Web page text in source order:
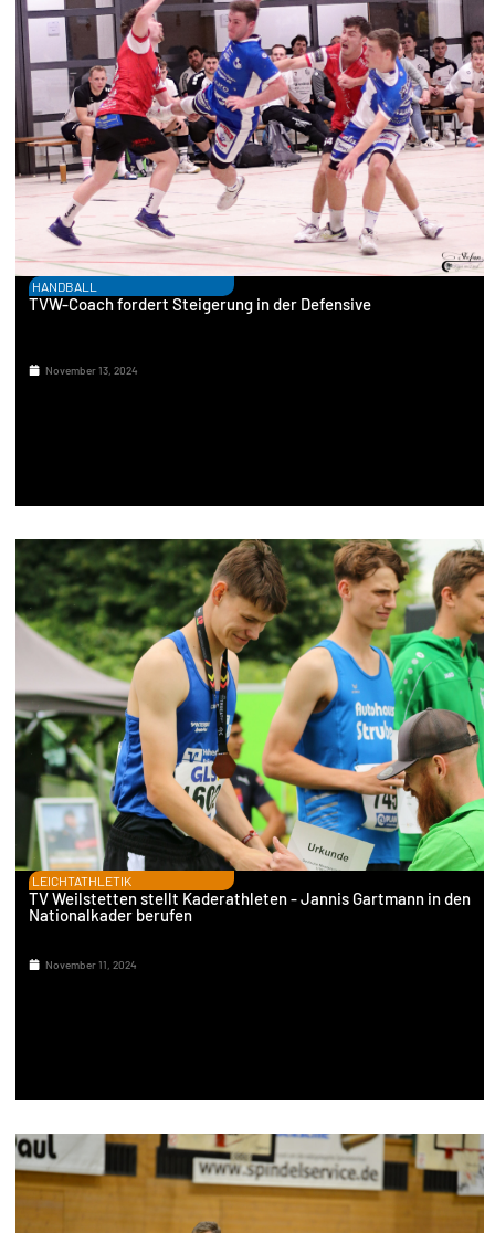
HANDBALL
TVW-Coach fordert Steigerung in der Defensive
November 13, 2024
LEICHTATHLETIK
TV Weilstetten stellt Kaderathleten - Jannis Gartmann in den
Nationalkader berufen
November 11, 2024